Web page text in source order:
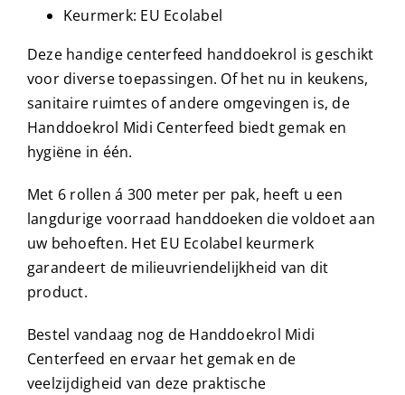
Keurmerk: EU Ecolabel
Deze handige centerfeed handdoekrol is geschikt
voor diverse toepassingen. Of het nu in keukens,
sanitaire ruimtes of andere omgevingen is, de
Handdoekrol Midi Centerfeed biedt gemak en
hygiëne in één.
Met 6 rollen á 300 meter per pak, heeft u een
langdurige voorraad handdoeken die voldoet aan
uw behoeften. Het EU Ecolabel keurmerk
garandeert de milieuvriendelijkheid van dit
product.
Bestel vandaag nog de Handdoekrol Midi
Centerfeed en ervaar het gemak en de
veelzijdigheid van deze praktische